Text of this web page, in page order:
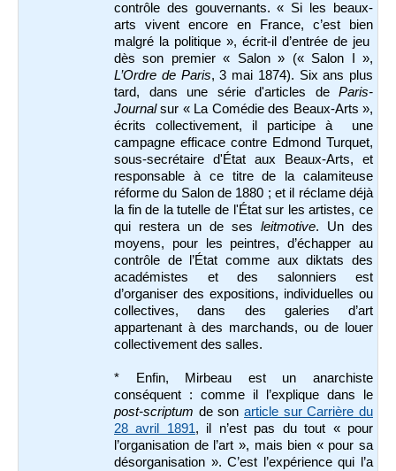
contrôle des gouvernants. « Si les beaux-
arts vivent encore en France, c’est bien
malgré la politique », écrit-il d’entrée de jeu
dès son premier « Salon » (« Salon I »,
L’Ordre de Paris, 3 mai 1874). Six ans plus
tard, dans une série d'articles de Paris-
Journalsur « La Comédie des Beaux-Arts »,
écrits collectivement, il participe à une
campagne efficace contre Edmond Turquet,
sous-secrétaire d'État aux Beaux-Arts, et
responsable à ce titre de la calamiteuse
réforme du Salon de 1880 ; et il réclame déjà
la fin de la tutelle de l'État sur les artistes, ce
qui restera un de ses leitmotive. Un des
moyens, pour les peintres, d’échapper au
contrôle de l’État comme aux diktats des
académistes et des salonniers est
d’organiser des expositions, individuelles ou
collectives, dans des galeries d’art
appartenant à des marchands, ou de louer
collectivement des salles.
* Enfin, Mirbeau est un anarchiste
conséquent : comme il l’explique dans le
post-scriptum de son article sur Carrière du
28 avril 1891, il n’est pas du tout « pour
l’organisation de l’art », mais bien « pour sa
désorganisation ». C’est l’expérience qui l’a